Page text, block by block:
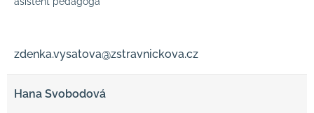
zdenka.vysatova@zstravnickova.cz
Hana Svobodová